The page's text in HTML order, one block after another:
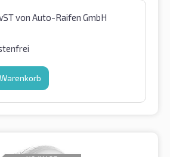
von Auto-Raifen GmbH
Warenkorb